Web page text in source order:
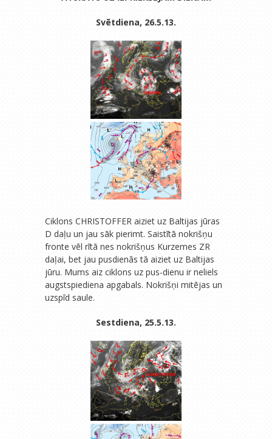
Svētdiena, 26.5.13.
Ciklons CHRISTOFFER aiziet uz Baltijas jūras
D daļu un jau sāk pierimt. Saistītā nokrišņu
fronte vēl rītā nes nokrišņus Kurzemes ZR
daļai, bet jau pusdienās tā aiziet uz Baltijas
jūru. Mums aiz ciklons uz pus-dienu ir neliels
augstspiediena apgabals. Nokrišņi mitējas un
uzspīd saule.
Sestdiena, 25.5.13.